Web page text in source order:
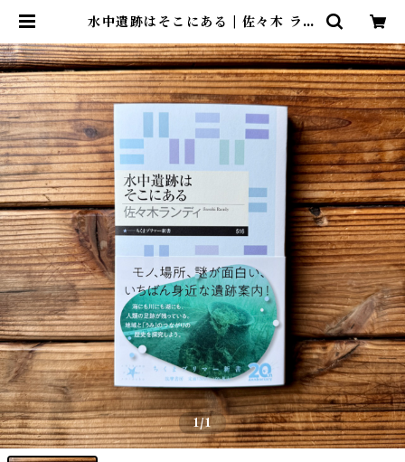
水中遺跡はそこにある | 佐々木 ラン
ンガ坂文庫
1/1